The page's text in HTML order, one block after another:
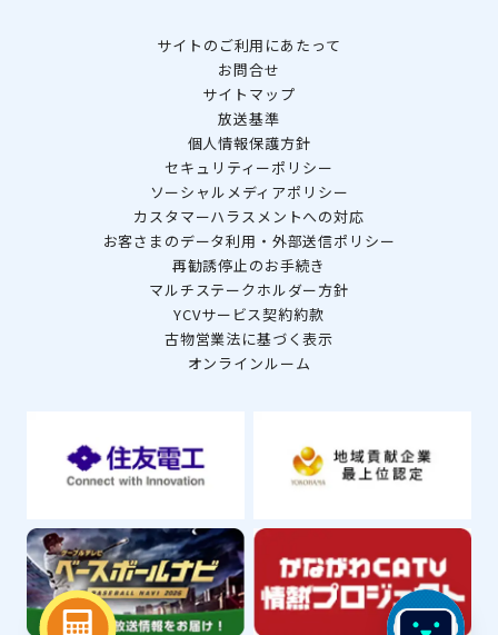
サイトのご利用にあたって
お問合せ
サイトマップ
放送基準
個人情報保護方針
セキュリティーポリシー
ソーシャルメディアポリシー
カスタマーハラスメントへの対応
お客さまのデータ利用・外部送信ポリシー
再勧誘停止のお手続き
マルチステークホルダー方針
YCVサービス契約約款
古物営業法に基づく表示
オンラインルーム